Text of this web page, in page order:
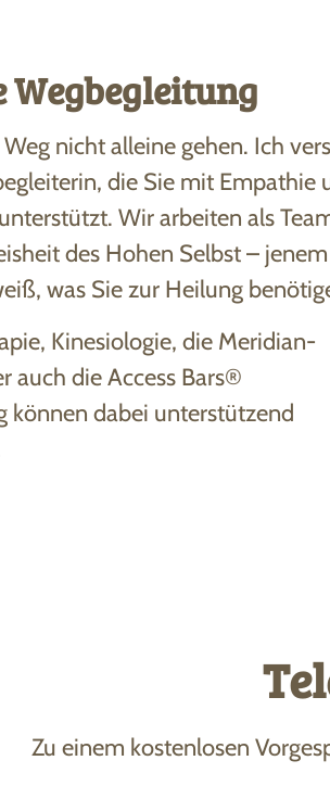
nicht alleine gehen. Ich
die Sie mit Empathie
Wir arbeiten als
des Hohen Selbst –
was Sie zur Heilung
Kinesiologie, die Meridian-
auch die Access Bars®
können dabei unterstützend
Zu einem kostenlosen